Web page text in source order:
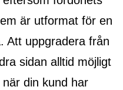
är utformat för en
Att uppgradera från
sidan alltid möjligt
din kund har